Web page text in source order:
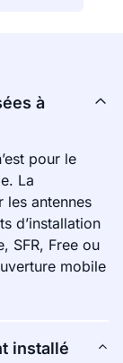
à
pour le
La
les antennes
d’installation
SFR, Free ou
mobile
installé